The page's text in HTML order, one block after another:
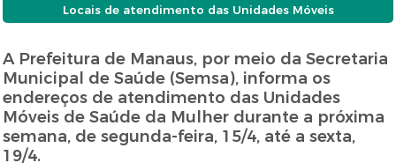
Locais de atendimento das Unidades Móveis
A Prefeitura de Manaus, por meio da Secretaria
Municipal de Saúde (Semsa), informa os
endereços de atendimento das Unidades
Móveis de Saúde da Mulher durante a próxima
semana, de segunda-feira, 15/4, até a sexta,
19/4.